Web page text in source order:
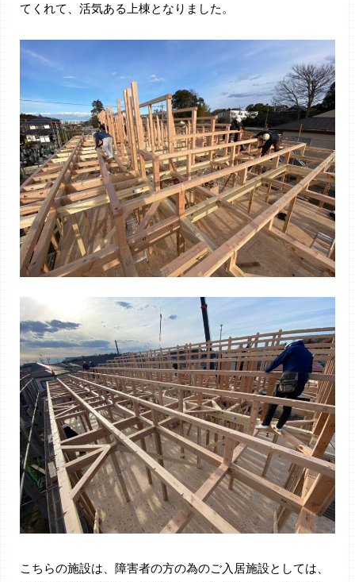
てくれて、活気ある上棟となりました。
こちらの施設は、障害者の方の為のご入居施設としては、